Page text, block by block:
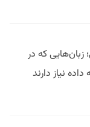
زبان‌هایی که در
نیاز دارند